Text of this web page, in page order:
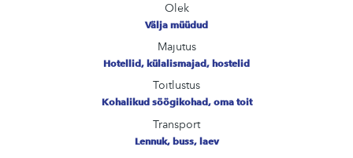
Olek
Välja müüdud
Majutus
Hotellid, külalismajad, hostelid
Toitlustus
Kohalikud söögikohad, oma toit
Transport
Lennuk, buss, laev